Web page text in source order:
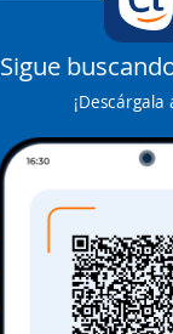
Sigue
¡Descárgala